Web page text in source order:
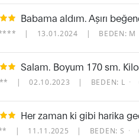
Babama aldım. Aşırı
| 13.01.2024 | BEDEN: M
Salam. Boyum 170 sm.
| 02.10.2023 | BEDEN: L ·
Her zaman ki gibi harika
| 11.11.2025 | BEDEN: S ·